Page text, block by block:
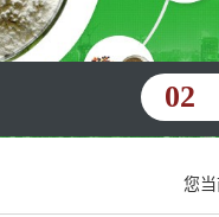
02
您当